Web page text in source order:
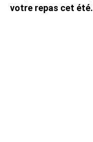
votre repas cet été.